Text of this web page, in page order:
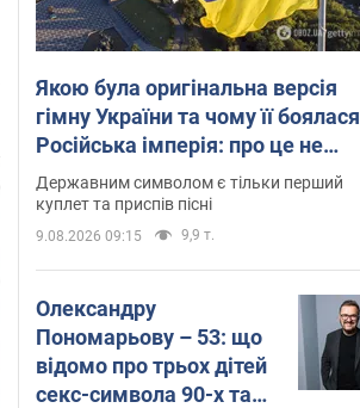
Якою була оригінальна версія
гімну України та чому її боялася
Російська імперія: про це не
розповідають у школі
Державним символом є тільки перший
куплет та приспів пісні
9.08.2026 09:15 9,9 т.
Олександру
Пономарьову – 53: що
відомо про трьох дітей
секс-символа 90-х та